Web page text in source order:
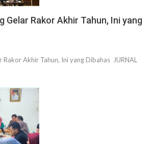
Gelar Rakor Akhir Tahun, Ini yang
Rakor Akhir Tahun, Ini yang Dibahas JURNAL